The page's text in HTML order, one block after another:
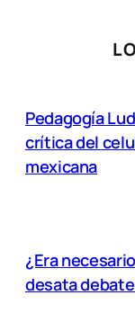
Pedagogía
crítica del
mexicana
¿Era
desata